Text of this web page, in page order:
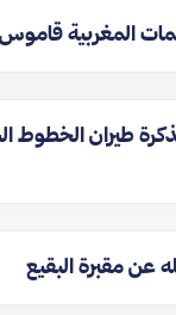
المغربية قاموس
طيران الخطوط
عن مقبرة البقيع